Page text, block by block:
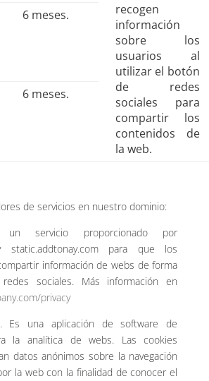
recogen
información
sobre los
usuarios al
utilizar el botón
de redes
sociales para
compartir los
contenidos de
la web.
6 meses.
6 meses.
de servicios en nuestro dominio:
un servicio proporcionado por
static.addtonay.com para que los
información de webs de forma
sociales. Más información en
privacy
Es una aplicación de software de
la analítica de webs. Las cookies
datos anónimos sobre la navegación
la web con la finalidad de conocer el